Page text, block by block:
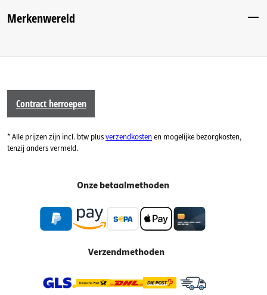
Merkenwereld
Contract herroepen
* Alle prijzen zijn incl. btw plusverzendkostenen mogelijke bezorgkosten,
tenzij anders vermeld.
Onze betaalmethoden
Verzendmethoden